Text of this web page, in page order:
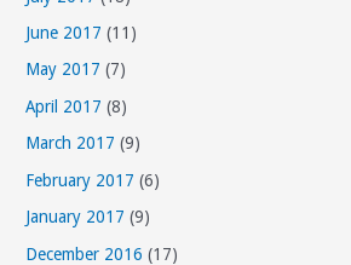
June 2017 (11)
May 2017 (7)
April 2017 (8)
March 2017 (9)
February 2017 (6)
January 2017 (9)
December 2016 (17)